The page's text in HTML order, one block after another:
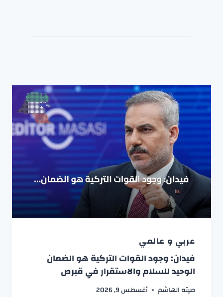
عربي و عالمي
فيدان: وجود القوات التركية هو الضمان
الوحيد للسلام والاستقرار في قبرص
صيته الهاشم أغسطس 9, 2026